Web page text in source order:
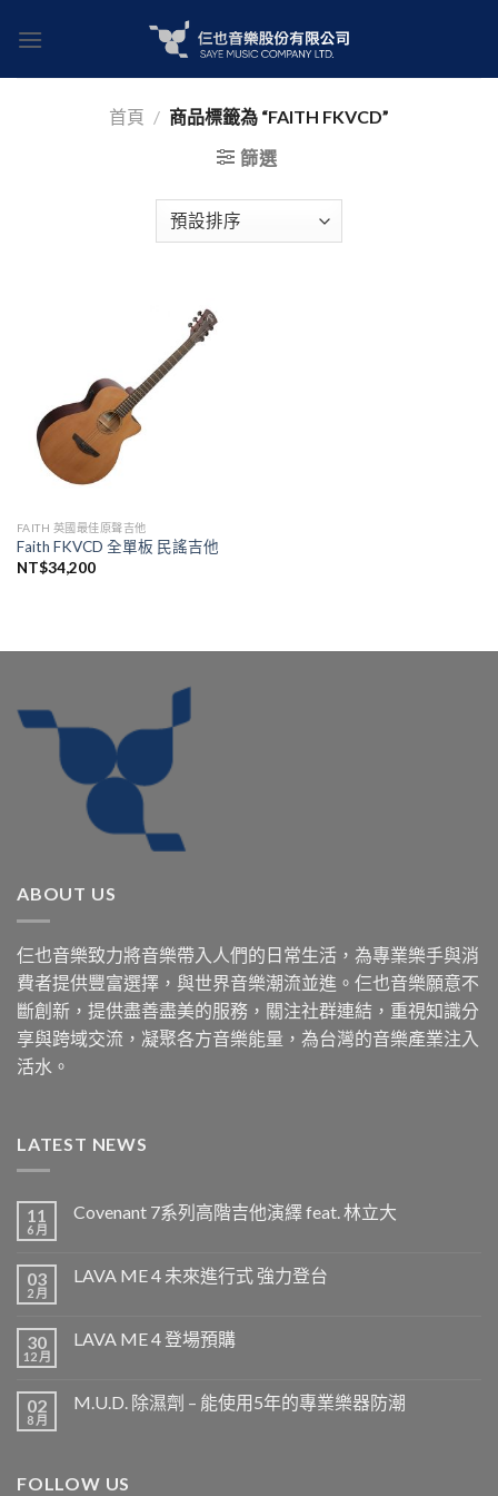
首頁 / 商品標籤為 “FAITH FKVCD”
篩選
FAITH 英國最佳原聲吉他
Faith FKVCD 全單板 民謠吉他
NT$34,200
ABOUT US
仨也音樂致力將音樂帶入人們的日常生活，為專業樂手與消
費者提供豐富選擇，與世界音樂潮流並進。仨也音樂願意不
斷創新，提供盡善盡美的服務，關注社群連結，重視知識分
享與跨域交流，凝聚各方音樂能量，為台灣的音樂產業注入
活水。
LATEST NEWS
11
6 月
Covenant 7系列高階吉他演繹 feat. 林立大
03
2 月
LAVA ME 4 未來進行式 強力登台
30
12 月
LAVA ME 4 登場預購
02
8 月
M.U.D. 除濕劑 – 能使用5年的專業樂器防潮
FOLLOW US